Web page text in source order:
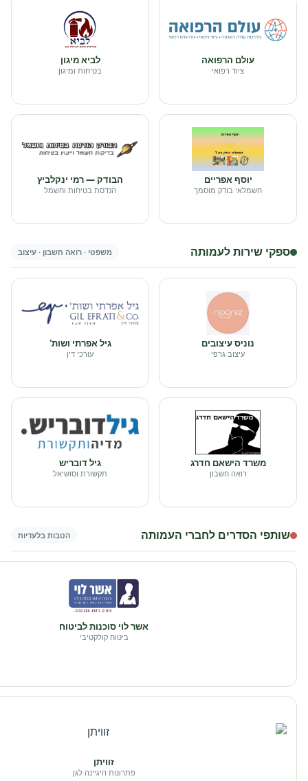
עולם הרפואה
ציוד רפואי
לביא מיגון
בטיחות ומיגון
יוסף אפריים
חשמלאי בודק מוסמך
הבודק — רמי ינקלביץ
הנדסת בטיחות וחשמל
ספקי שירות לעמותה משפטי · רואה חשבון · עיצוב
נוניס עיצובים
עיצוב גרפי
גיל אפרתי ושות'
עורכי דין
משרד הישאם חדרג
רואה חשבון
גיל דובריש
תקשורת וסושיאל
שותפי הסדרים לחברי העמותה הטבות בלעדיות
אשר לוי סוכנות לביטוח
ביטוח קולקטיבי
זוויתן
פתרונות היגיינה לגן